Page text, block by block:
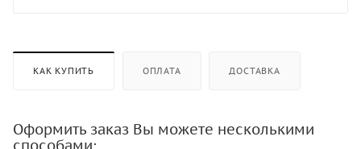
КАК КУПИТЬ ОПЛАТА ДОСТАВКА
Оформить заказ Вы можете несколькими